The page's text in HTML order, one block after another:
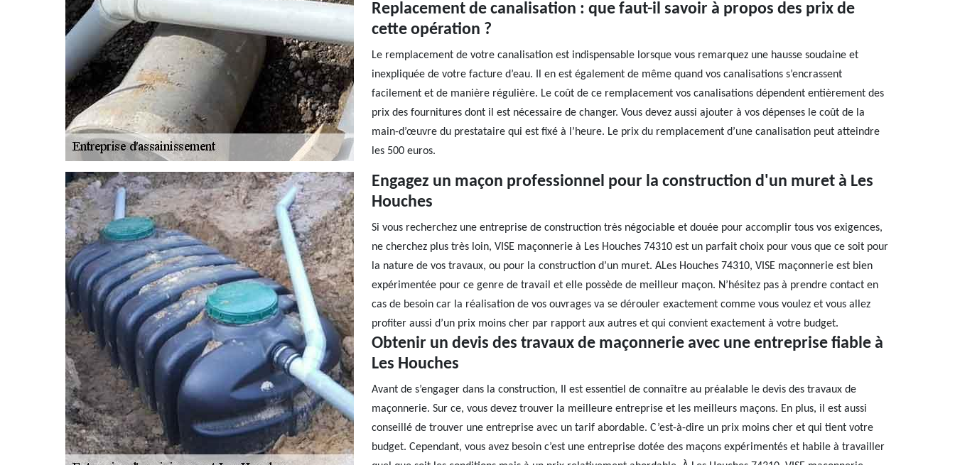
Replacement de canalisation : que faut-il savoir à propos des prix de
cette opération ?
Le remplacement de votre canalisation est indispensable lorsque vous remarquez une hausse soudaine et
inexpliquée de votre facture d’eau. Il en est également de même quand vos canalisations s’encrassent
facilement et de manière régulière. Le coût de ce remplacement vos canalisations dépendent entièrement des
prix des fournitures dont il est nécessaire de changer. Vous devez aussi ajouter à vos dépenses le coût de la
main-d’œuvre du prestataire qui est fixé à l’heure. Le prix du remplacement d’une canalisation peut atteindre
les 500 euros.
Engagez un maçon professionnel pour la construction d'un muret à Les
Houches
Si vous recherchez une entreprise de construction très négociable et douée pour accomplir tous vos exigences,
ne cherchez plus très loin, VISE maçonnerie à Les Houches 74310 est un parfait choix pour vous que ce soit pour
la nature de vos travaux, ou pour la construction d’un muret. ALes Houches 74310, VISE maçonnerie est bien
expérimentée pour ce genre de travail et elle possède de meilleur maçon. N’hésitez pas à prendre contact en
cas de besoin car la réalisation de vos ouvrages va se dérouler exactement comme vous voulez et vous allez
profiter aussi d’un prix moins cher par rapport aux autres et qui convient exactement à votre budget.
Obtenir un devis des travaux de maçonnerie avec une entreprise fiable à
Les Houches
Avant de s’engager dans la construction, Il est essentiel de connaître au préalable le devis des travaux de
maçonnerie. Sur ce, vous devez trouver la meilleure entreprise et les meilleurs maçons. En plus, il est aussi
conseillé de trouver une entreprise avec un tarif abordable. C’est-à-dire un prix moins cher et qui tient votre
budget. Cependant, vous avez besoin c’est une entreprise dotée des maçons expérimentés et habile à travailler